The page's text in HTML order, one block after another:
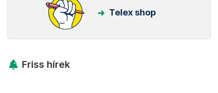
Telex shop
Friss hírek